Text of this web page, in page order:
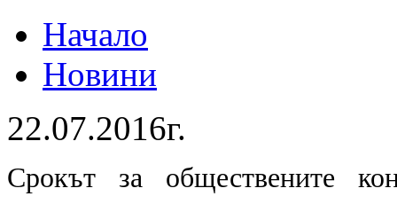
Начало
Новини
22.07.2016г.
Срокът за обществените